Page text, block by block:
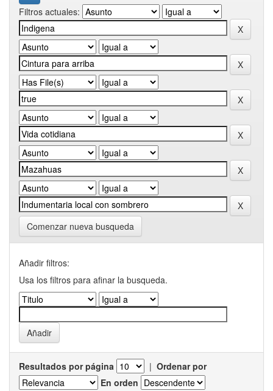
Filtros actuales:
Comenzar nueva busqueda
Añadir filtros:
Usa los filtros para afinar la busqueda.
Resultados por página | Ordenar por
En orden